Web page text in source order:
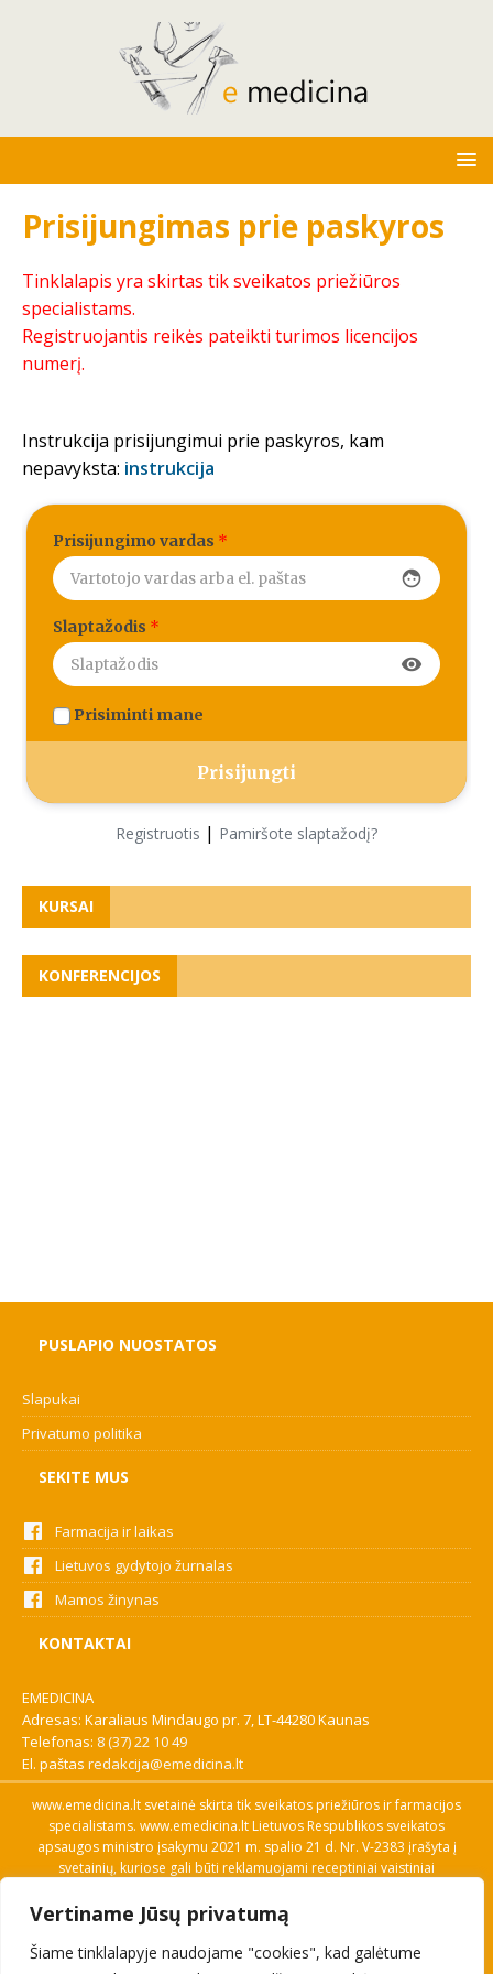
Vertiname Jūsų privatumą
Šiame tinklalapyje naudojame "cookies", kad galėtume
Prisijungimas prie paskyros
Tinklalapis yra skirtas tik sveikatos priežiūros
specialistams.
Registruojantis reikės pateikti turimos licencijos
numerį.
Instrukcija prisijungimui prie paskyros, kam
nepavyksta: instrukcija
Prisijungimo vardas *
face
Slaptažodis *
visibility
Prisiminti mane
Registruotis | Pamiršote slaptažodį?
KURSAI
KONFERENCIJOS
PUSLAPIO NUOSTATOS
Slapukai
Privatumo politika
SEKITE MUS
Farmacija ir laikas
Lietuvos gydytojo žurnalas
Mamos žinynas
KONTAKTAI
EMEDICINA
Adresas: Karaliaus Mindaugo pr. 7, LT-44280 Kaunas
Telefonas: 8 (37) 22 10 49
El. paštas redakcija@emedicina.lt
www.emedicina.lt svetainė skirta tik sveikatos priežiūros ir farmacijos
specialistams. www.emedicina.lt Lietuvos Respublikos sveikatos
apsaugos ministro įsakymu 2021 m. spalio 21 d. Nr. V-2383 įrašyta į
svetainių, kuriose gali būti reklamuojami receptiniai vaistiniai
savo profesinę kvalifikaciją. Naudingos nuorodos: Vaistų ir medicinos
pagalbos priemonių kainų paieška, VVKT tinklalapis, Sveikatos
priežiūros ar farmacijos specialisto pranešimo apie įtariamą